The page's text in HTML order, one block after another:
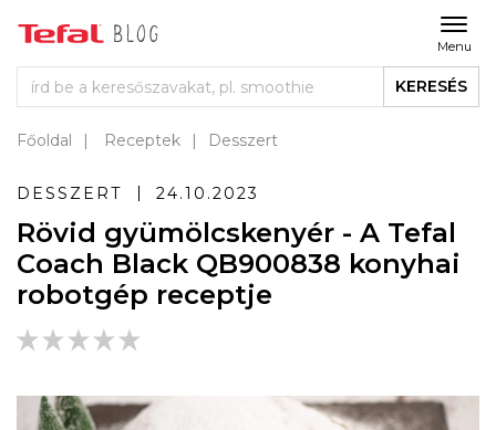
Menu
KERESÉS
Főoldal Receptek Desszert
DESSZERT 24.10.2023
Rövid gyümölcskenyér - A Tefal
Coach Black QB900838 konyhai
robotgép receptje